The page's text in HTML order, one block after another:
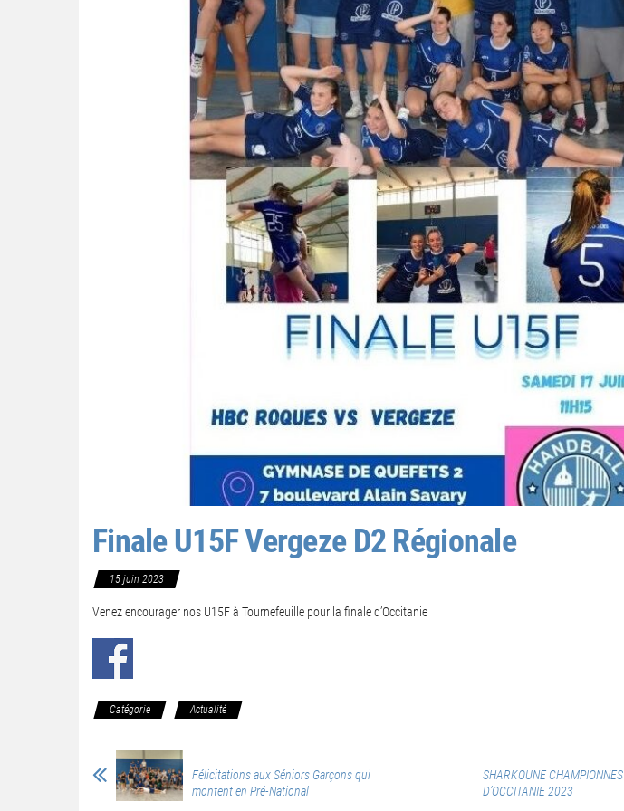
Finale U15F Vergeze D2 Régionale
15 juin 2023
Venez encourager nos U15F à Tournefeuille pour la finale d’Occitanie
Catégorie Actualité
Félicitations aux Séniors Garçons qui
montent en Pré-National
SHARKOUNE CHAMPIONNES
D’OCCITANIE 2023